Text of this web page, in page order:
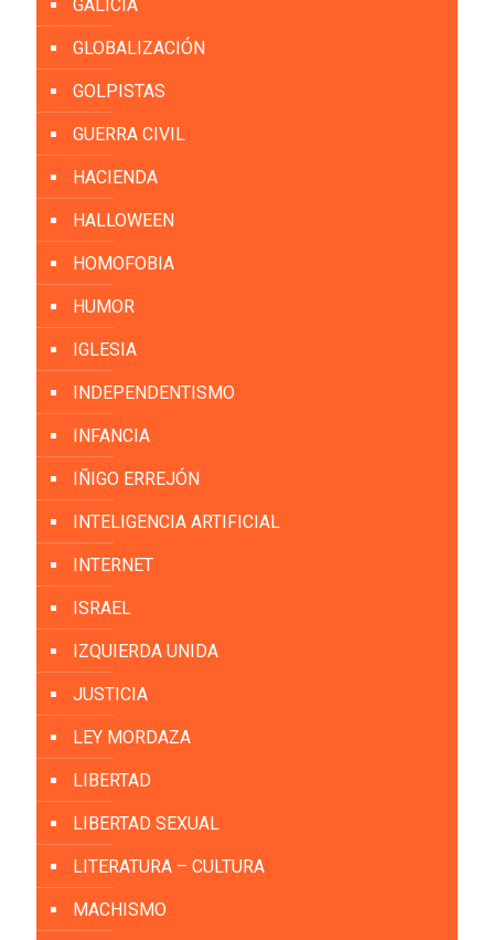
GALICIA
GLOBALIZACIÓN
GOLPISTAS
GUERRA CIVIL
HACIENDA
HALLOWEEN
HOMOFOBIA
HUMOR
IGLESIA
INDEPENDENTISMO
INFANCIA
IÑIGO ERREJÓN
INTELIGENCIA ARTIFICIAL
INTERNET
ISRAEL
IZQUIERDA UNIDA
JUSTICIA
LEY MORDAZA
LIBERTAD
LIBERTAD SEXUAL
LITERATURA – CULTURA
MACHISMO